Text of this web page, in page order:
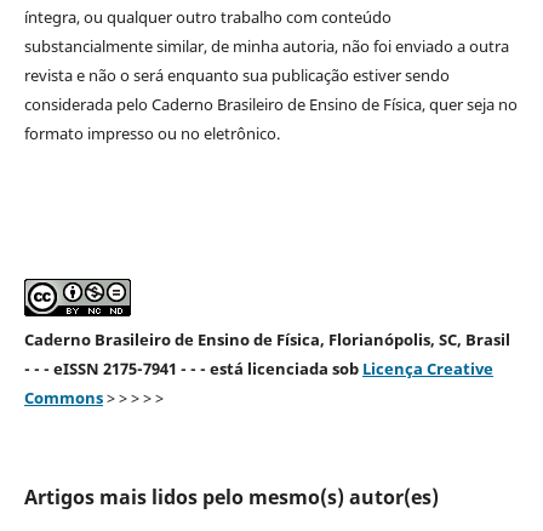
íntegra, ou qualquer outro trabalho com conteúdo
substancialmente similar, de minha autoria, não foi enviado a outra
revista e não o será enquanto sua publicação estiver sendo
considerada pelo Caderno Brasileiro de Ensino de Física, quer seja no
formato impresso ou no eletrônico.
Caderno Brasileiro de Ensino de Física, Florianópolis, SC, Brasil
- - - eISSN 2175-7941 - - - está licenciada sob Licença Creative
Commons> > > > >
Artigos mais lidos pelo mesmo(s) autor(es)